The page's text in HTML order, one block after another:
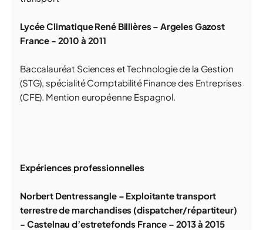
Lycée Climatique René Billières – Argeles Gazost
France - 2010 à 2011
Baccalauréat Sciences et Technologie de la Gestion
(STG), spécialité Comptabilité Finance des Entreprises
(CFE). Mention européenne Espagnol.
Expériences professionnelles
Norbert Dentressangle – Exploitante transport
terrestre de marchandises (dispatcher/répartiteur)
- Castelnau d’estretefonds France – 2013 à 2015